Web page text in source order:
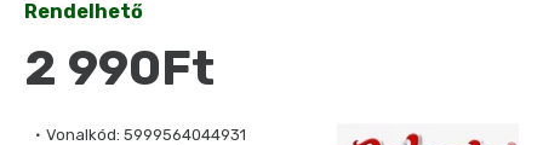
Vonalkód: 5999564044931
Rendelhető
2 990Ft